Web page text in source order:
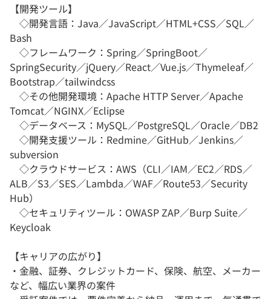
【開発ツール】
◇開発言語：Java／JavaScript／HTML+CSS／SQL／
Bash
◇フレームワーク：Spring／SpringBoot／
SpringSecurity／jQuery／React／Vue.js／Thymeleaf／
Bootstrap／tailwindcss
◇その他開発環境：Apache HTTP Server／Apache
Tomcat／NGINX／Eclipse
◇データベース：MySQL／PostgreSQL／Oracle／DB2
◇開発支援ツール：Redmine／GitHub／Jenkins／
subversion
◇クラウドサービス：AWS（CLI／IAM／EC2／RDS／
ALB／S3／SES／Lambda／WAF／Route53／Security
Hub）
◇セキュリティツール：OWASP ZAP／Burp Suite／
Keycloak
【キャリアの広がり】
・金融、証券、クレジットカード、保険、航空、メーカー
など、幅広い業界の案件